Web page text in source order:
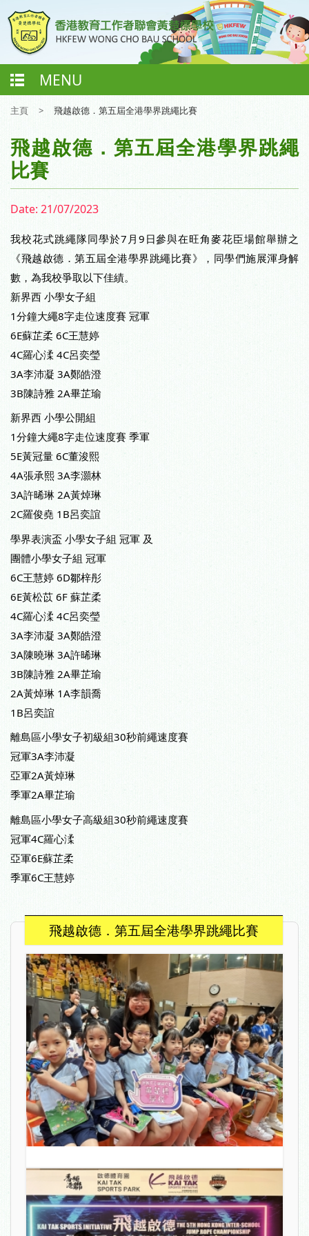
MENU
主頁 > 飛越啟德．第五屆全港學界跳繩比賽
飛越啟德．第五屆全港學界跳繩
比賽
Date: 21/07/2023
我校花式跳繩隊同學於7月9日參與在旺角麥花臣場館舉辦之
《飛越啟德．第五屆全港學界跳繩比賽》，同學們施展渾身解
數，為我校爭取以下佳績。
新界西 小學女子組
1分鐘大繩8字走位速度賽 冠軍
6E蘇芷柔 6C王慧婷
4C羅心渘 4C呂奕瑩
3A李沛凝 3A鄭皓澄
3B陳詩雅 2A畢芷瑜
新界西 小學公開組
1分鐘大繩8字走位速度賽 季軍
5E黃冠量 6C董浚熙
4A張承熙 3A李灝林
3A許晞琳 2A黃焯琳
2C羅俊堯 1B呂奕誼
學界表演盃 小學女子組 冠軍 及
團體小學女子組 冠軍
6C王慧婷 6D鄒梓彤
6E黃松苡 6F 蘇芷柔
4C羅心渘 4C呂奕瑩
3A李沛凝 3A鄭皓澄
3A陳曉琳 3A許晞琳
3B陳詩雅 2A畢芷瑜
2A黃焯琳 1A李韻喬
1B呂奕誼
離島區小學女子初級組30秒前繩速度賽
冠軍3A李沛凝
亞軍2A黃焯琳
季軍2A畢芷瑜
離島區小學女子高級組30秒前繩速度賽
冠軍4C羅心渘
亞軍6E蘇芷柔
季軍6C王慧婷
飛越啟德．第五屆全港學界跳繩比賽